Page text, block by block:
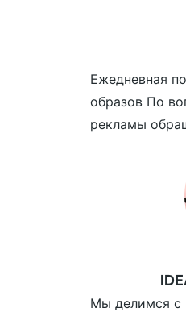
Ежедневная
образов По
рекламы
Мы делимся с